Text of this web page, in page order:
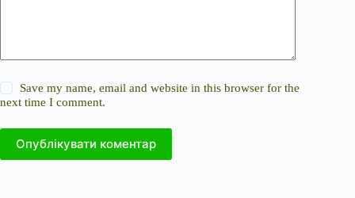
Save my name, email and website in this browser for the
next time I comment.
Опублікувати коментар